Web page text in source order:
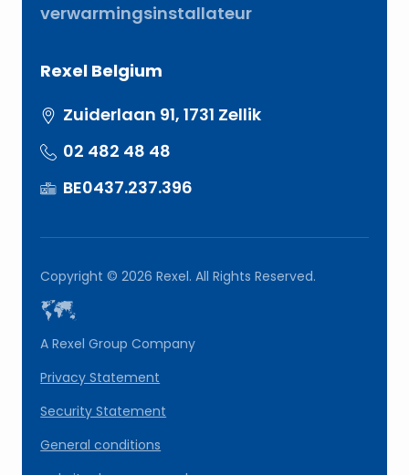
verwarmingsinstallateur
Rexel Belgium
Zuiderlaan 91, 1731 Zellik
02 482 48 48
BE0437.237.396
Copyright © 2026 Rexel. All Rights Reserved.
A Rexel Group Company
Privacy Statement
Security Statement
General conditions